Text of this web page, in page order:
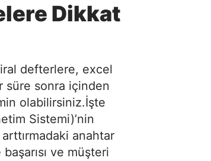
Dikkat
defterlere, excel
süre sonra içinden
olabilirsiniz.İşte
Sistemi)’nin
anahtar
ve müşteri